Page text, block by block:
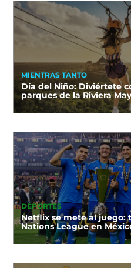
MIENTRAS TANTO
Día del Niño: Diviértete
parques de la Riviera
DEPORTES
Netflix se mete al juego:
Nations League en